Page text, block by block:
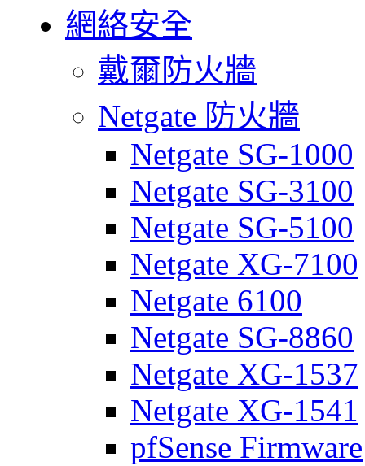
網絡安全
戴爾防火牆
Netgate 防火牆
Netgate SG-1000
Netgate SG-3100
Netgate SG-5100
Netgate XG-7100
Netgate 6100
Netgate SG-8860
Netgate XG-1537
Netgate XG-1541
pfSense Firmware